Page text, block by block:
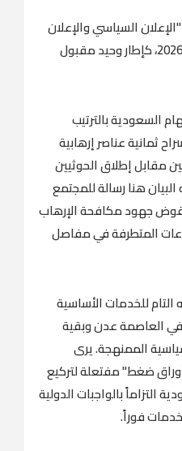
السياسي والإعلان
الدستوري" الصادرين في يناير 2026، كإطار وحيد مقبول
السعودية بالترتيب
ثمانية عناصر إرهابية
مقابل إطلاق الحوثيين
هنا رسالة للمجتمع
جهود مكافحة الإرهاب
المتطرفة في مفاصل
التام للخدمات الأساسية
في العاصمة عدن وبقية
الممنهجة. يرى
ضغط" مفتعلة لتركيع
التزاماً بالواجبات الدولية
فوراً.